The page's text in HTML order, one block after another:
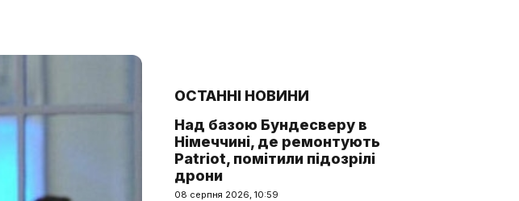
ОСТАННІ НОВИНИ
Над базою Бундесверу в
Німеччині, де ремонтують
Patriot, помітили підозрілі
дрони
08 серпня 2026, 10:59